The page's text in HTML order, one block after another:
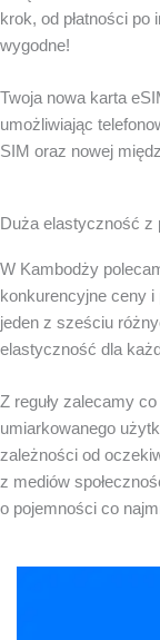
krok, od płatności
wygodne!
Twoja nowa karta
umożliwiając
SIM oraz nowej
Duża elastyczność z
W Kambodży
konkurencyjne ceny
jeden z sześciu
elastyczność dla
Z reguły zalecamy
umiarkowanego
zależności od
z mediów
o pojemności co